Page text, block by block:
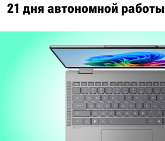
21 дня автономной работы